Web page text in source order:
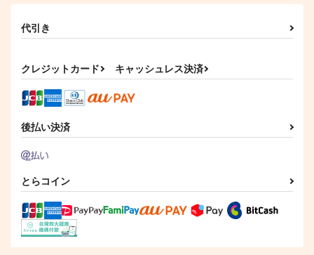
代引き
クレジットカード キャッシュレス決済
後払い決済
とらコイン